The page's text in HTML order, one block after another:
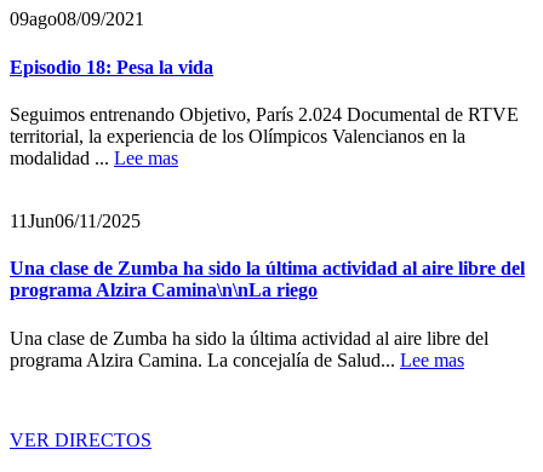
09ago08/09/2021
Episodio 18: Pesa la vida
Seguimos entrenando Objetivo, París 2.024 Documental de RTVE
territorial, la experiencia de los Olímpicos Valencianos en la
modalidad ... Lee mas
11Jun06/11/2025
Una clase de Zumba ha sido la última actividad al aire libre del
programa Alzira Camina\n\nLa riego
Una clase de Zumba ha sido la última actividad al aire libre del
programa Alzira Camina. La concejalía de Salud... Lee mas
VER DIRECTOS